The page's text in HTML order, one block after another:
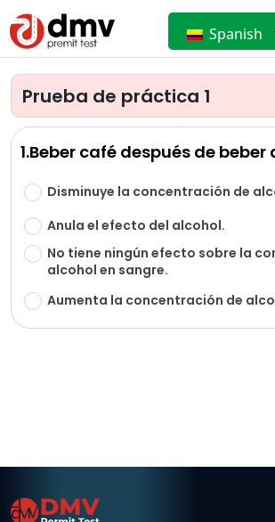
Spanish
Prueba de práctica 1
1.Beber café después de beber
Disminuye la concentración de
Anula el efecto del alcohol.
No tiene ningún efecto sobre la
alcohol en sangre.
Aumenta la concentración de